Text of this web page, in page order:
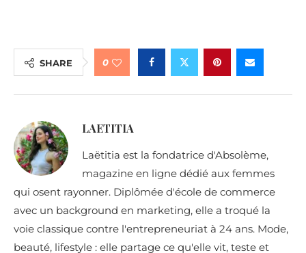
SHARE 0
LAETITIA
Laëtitia est la fondatrice d'Absolème,
magazine en ligne dédié aux femmes
qui osent rayonner. Diplômée d'école de commerce
avec un background en marketing, elle a troqué la
voie classique contre l'entrepreneuriat à 24 ans. Mode,
beauté, lifestyle : elle partage ce qu'elle vit, teste et